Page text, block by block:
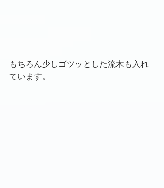
もちろん少しゴツッとした流木も入れ
ています。